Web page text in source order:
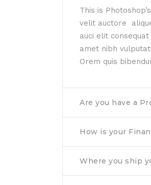
This is
velit auctore
auci elit
amet nibh
Orem quis
Are you have a
How is your
Where you ship